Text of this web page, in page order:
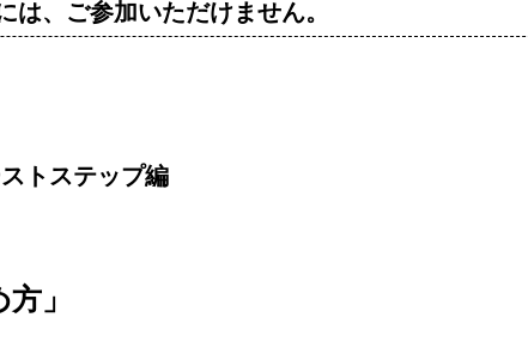
、ご参加いただけません。
トステップ編
」